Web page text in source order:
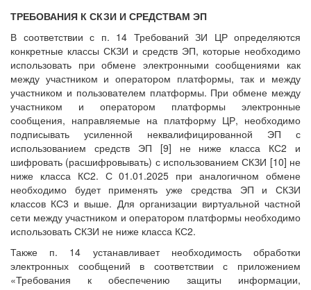
ТРЕБОВАНИЯ К СКЗИ И СРЕДСТВАМ ЭП
В соответствии с п. 14 Требований ЗИ ЦР определяются
конкретные классы СКЗИ и средств ЭП, которые необходимо
использовать при обмене электронными сообщениями как
между участником и оператором платформы, так и между
участником и пользователем платформы. При обмене между
участником и оператором платформы электронные
сообщения, направляемые на платформу ЦР, необходимо
подписывать усиленной неквалифицированной ЭП с
использованием средств ЭП [9] не ниже класса КС2 и
шифровать (расшифровывать) с использованием СКЗИ [10] не
ниже класса КС2. С 01.01.2025 при аналогичном обмене
необходимо будет применять уже средства ЭП и СКЗИ
классов КС3 и выше. Для организации виртуальной частной
сети между участником и оператором платформы необходимо
использовать СКЗИ не ниже класса КС2.
Также п. 14 устанавливает необходимость обработки
электронных сообщений в соответствии с приложением
«Требования к обеспечению защиты информации,